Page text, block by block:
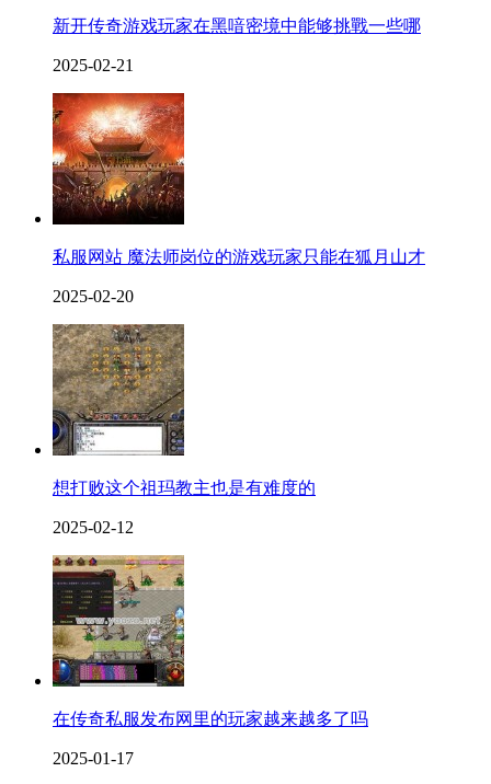
新开传奇游戏玩家在黑喑密境中能够挑戰一些哪
2025-02-21
私服网站 魔法师岗位的游戏玩家只能在狐月山才
2025-02-20
想打败这个祖玛教主也是有难度的
2025-02-12
在传奇私服发布网里的玩家越来越多了吗
2025-01-17